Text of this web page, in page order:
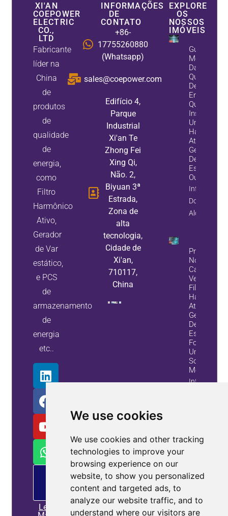
We use cookies
We use cookies and other tracking
technologies to improve your
browsing experience on our
website, to show you personalized
content and targeted ads, to
analyze our website traffic, and to
understand where our visitors are
XI'AN
COEPOWER
ELECTRIC
CO.,
LTD
Fabricante
líder na
China
de
produtos
de
qualidade
de
energia,
como
Filtro
Harmônico
Ativo,
Gerador
de Var
estático,
e PCS
de
armazenamento
de
energia
etc..
Leia
INFORMAÇÕES
DE
CONTATO
+86-
17755260880
(Whatsapp)
sales@coepower.com
Edifício 4,
Parque
Industrial
Xi'an Te
Zhong Fei
Xing Qi,
Não. 2,
Biyuan 3ª
Estrada,
Zona de
alta
tecnologia,
Cidade de
Xi'an,
710117,
China
EXPLORE
OS
NOSSOS
IMÓVEIS
Guia De
Melhoria
Da
Qualidade
De
Energia:
Quando
Instalar
Um Filtro
Harmônico
Ativo, Um
Gerador
De Var
Estático,
Ou Ambos
Informação
Do
Alojamento
Problemas
No Banco
Veja Como
Filtros
Ativos E
Geradores
De Var
Estáticos
Fornecem
Uma
Solução
Melhor
Informação